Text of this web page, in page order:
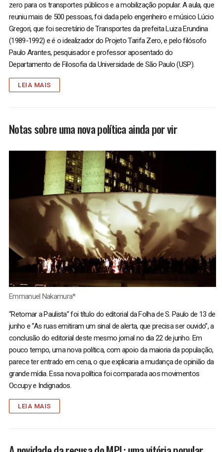
zero para os transportes públicos e a mobilização popular. A aula, que
reuniu mais de 500 pessoas, foi dada pelo engenheiro e músico Lúcio
Gregori, que foi secretário de Transportes da prefeita Luiza Erundina
(1989-1992) e é o idealizador do Projeto Tarifa Zero, e pelo filósofo
Paulo Arantes, pesquisador e professor aposentado do
Departamento de Filosofia da Universidade de São Paulo (USP).
LEIA MAIS
Notas sobre uma nova política ainda por vir
Emmanuel Nakamura*
“Retomar a Paulista” foi título do editorial da Folha de S. Paulo de 13 de
junho e “As ruas emitiram um sinal de alerta, que precisa ser ouvido”, a
conclusão do editorial deste mesmo jornal no dia 22 de junho. Em
pouco tempo, uma nova política, com apoio da maioria da população,
parece ter entrado em cena, o que explicaria a mudança de opinião da
grande mídia. Essa nova política foi comparada aos movimentos
Occupy e Indignados.
LEIA MAIS